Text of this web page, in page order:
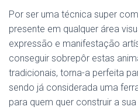
Por ser uma técnica super
presente em qualquer área
expressão e manifestação
conseguir sobrepôr estas
tradicionais, torna-a perfeita
sendo já considerada uma
para quem quer construir a